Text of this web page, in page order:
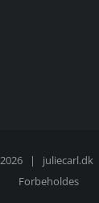
2026 | juliecarl.dk
Forbeholdes